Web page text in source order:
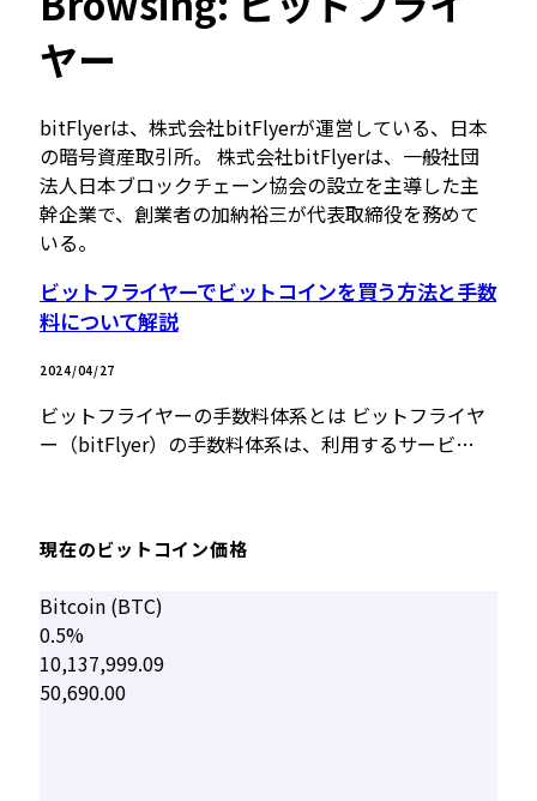
ヤー
bitFlyerは、株式会社bitFlyerが運営している、日本
の暗号資産取引所。 株式会社bitFlyerは、一般社団
法人日本ブロックチェーン協会の設立を主導した主
幹企業で、創業者の加納裕三が代表取締役を務めて
いる。
ビットフライヤーでビットコインを買う方法と手数
料について解説
2024/04/27
ビットフライヤーの手数料体系とは ビットフライヤ
ー（bitFlyer）の手数料体系は、利用するサービ…
現在のビットコイン価格
Bitcoin (BTC)
0.5%
10,137,999.09
50,690.00